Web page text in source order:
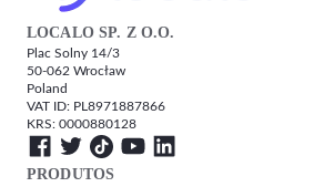
LOCALO SP. Z O.O.
Plac Solny 14/3
50-062 Wrocław
Poland
VAT ID: PL8971887866
KRS: 0000880128
PRODUTOS